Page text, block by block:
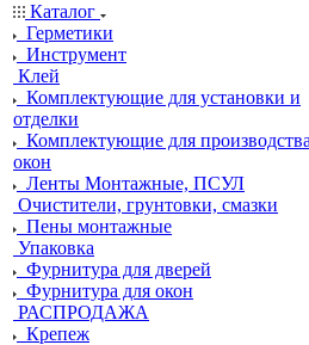
Каталог
Герметики
Инструмент
Клей
Комплектующие для установки и
отделки
Комплектующие для производства
окон
Ленты Монтажные, ПСУЛ
Очистители, грунтовки, смазки
Пены монтажные
Упаковка
Фурнитура для дверей
Фурнитура для окон
РАСПРОДАЖА
Крепеж